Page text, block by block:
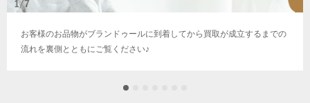
お客様のお品物がブランドゥールに到着してから買取が成立するまでの
流れを裏側とともにご覧ください♪